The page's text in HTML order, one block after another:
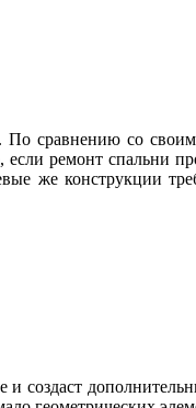
сравнению со
ремонт спальни
же конструкции
создаст